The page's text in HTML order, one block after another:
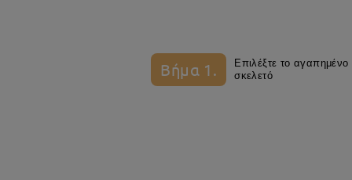
Βήμα 1.
Επιλέξτε το
σκελετό